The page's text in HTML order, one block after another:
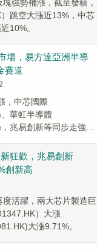
強勢補漲，截至發稿，
跳空大漲近13%，中芯
10%。
場，易方達亞洲半導
賽道
，中芯國際
華虹半導體
兆易創新等同步走強，
狂歡，兆易創新
創新高
活躍，兩大芯片製造巨
）大漲
大漲9.71%。